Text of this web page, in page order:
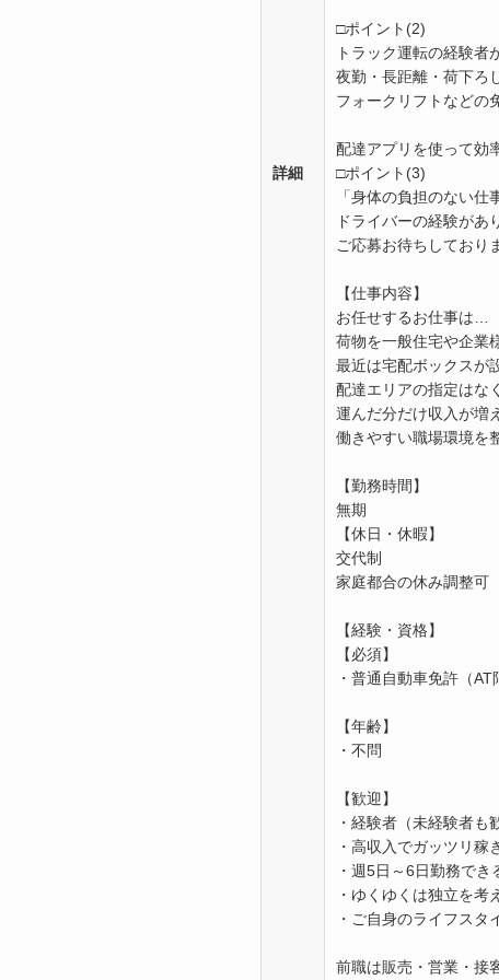
詳細
□ポイント(2)
トラック運転の経験者
夜勤・長距離・荷下ろ
フォークリフトなどの
配達アプリを使って効
□ポイント(3)
「身体の負担のない
ドライバーの経験があ
ご応募お待ちしており
【仕事内容】
お任せするお仕事は…
荷物を一般住宅や企業
最近は宅配ボックスが
配達エリアの指定はな
運んだ分だけ収入が増
働きやすい職場環境を
【勤務時間】
無期
【休日・休暇】
交代制
家庭都合の休み調整可
【経験・資格】
【必須】
・普通自動車免許（AT
【年齢】
・不問
【歓迎】
・経験者（未経験者も
・高収入でガッツリ稼
・週5日～6日勤務でき
・ゆくゆくは独立を考
・ご自身のライフスタ
前職は販売・営業・接